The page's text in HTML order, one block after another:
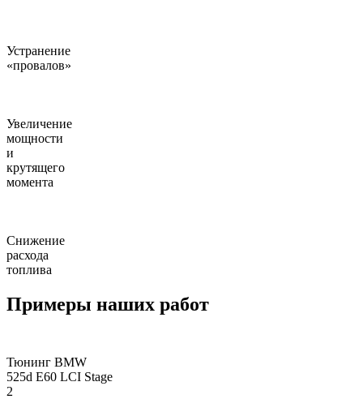
Устранение
«провалов»
Увеличение
мощности
и
крутящего
момента
Снижение
расхода
топлива
Примеры наших работ
Тюнинг BMW
525d E60 LCI Stage
2